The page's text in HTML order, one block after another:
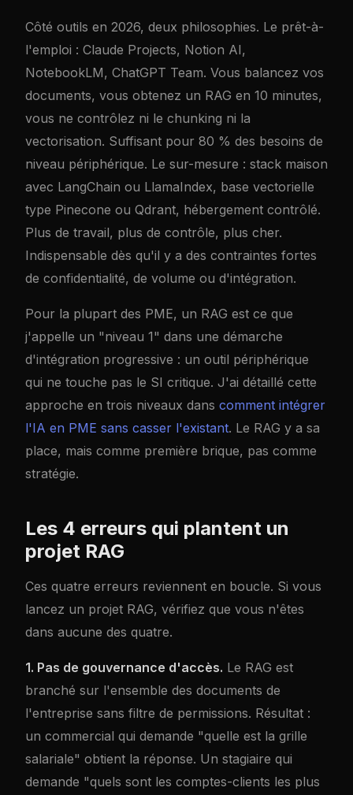
Côté outils en 2026, deux philosophies. Le prêt-à-
l'emploi : Claude Projects, Notion AI,
NotebookLM, ChatGPT Team. Vous balancez vos
documents, vous obtenez un RAG en 10 minutes,
vous ne contrôlez ni le chunking ni la
vectorisation. Suffisant pour 80 % des besoins de
niveau périphérique. Le sur-mesure : stack maison
avec LangChain ou LlamaIndex, base vectorielle
type Pinecone ou Qdrant, hébergement contrôlé.
Plus de travail, plus de contrôle, plus cher.
Indispensable dès qu'il y a des contraintes fortes
de confidentialité, de volume ou d'intégration.
Pour la plupart des PME, un RAG est ce que
j'appelle un "niveau 1" dans une démarche
d'intégration progressive : un outil périphérique
qui ne touche pas le SI critique. J'ai détaillé cette
approche en trois niveaux dans comment intégrer
l'IA en PME sans casser l'existant. Le RAG y a sa
place, mais comme première brique, pas comme
stratégie.
Les 4 erreurs qui plantent un
projet RAG
Ces quatre erreurs reviennent en boucle. Si vous
lancez un projet RAG, vérifiez que vous n'êtes
dans aucune des quatre.
1. Pas de gouvernance d'accès. Le RAG est
branché sur l'ensemble des documents de
l'entreprise sans filtre de permissions. Résultat :
un commercial qui demande "quelle est la grille
salariale" obtient la réponse. Un stagiaire qui
demande "quels sont les comptes-clients les plus